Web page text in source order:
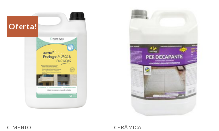
Oferta!
CIMENTO CERÂMICA